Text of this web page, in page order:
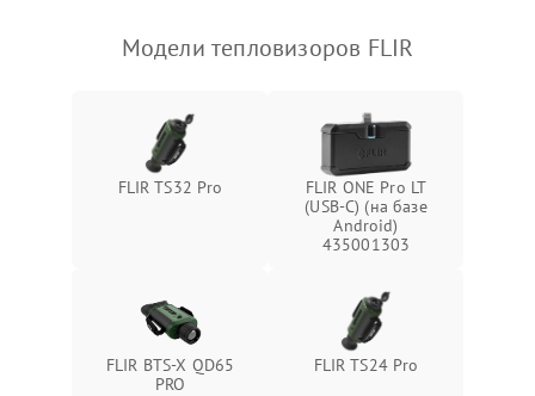
Модели тепловизоров FLIR
FLIR TS32 Pro
FLIR ONE Pro LT
(USB-C) (на базе
Android)
435001303
FLIR BTS-X QD65
PRO
FLIR TS24 Pro